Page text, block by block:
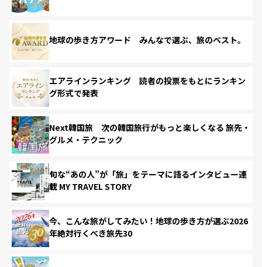
地球の歩き方アワード みんなで選ぶ、旅のベスト。
エアラインランキング 読者の投票をもとにランキン
グ形式で発表
Next韓国旅 次の韓国旅行がもっと楽しくなる 旅先・
グルメ・テクニック
旬な“あの人”が「旅」をテーマに語るインタビュー連
載 MY TRAVEL STORY
今、こんな旅がしてみたい！地球の歩き方が選ぶ2026
年絶対行くべき旅先30